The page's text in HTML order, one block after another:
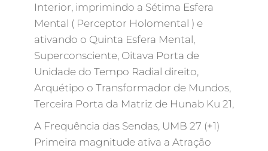
Interior, imprimindo a Sétima Esfera
Mental ( Perceptor Holomental ) e
ativando o Quinta Esfera Mental,
Superconsciente, Oitava Porta de
Unidade do Tempo Radial direito,
Arquétipo o Transformador de Mundos,
Terceira Porta da Matriz de Hunab Ku 21,
A Frequência das Sendas, UMB 27 (+1)
Primeira magnitude ativa a Atração